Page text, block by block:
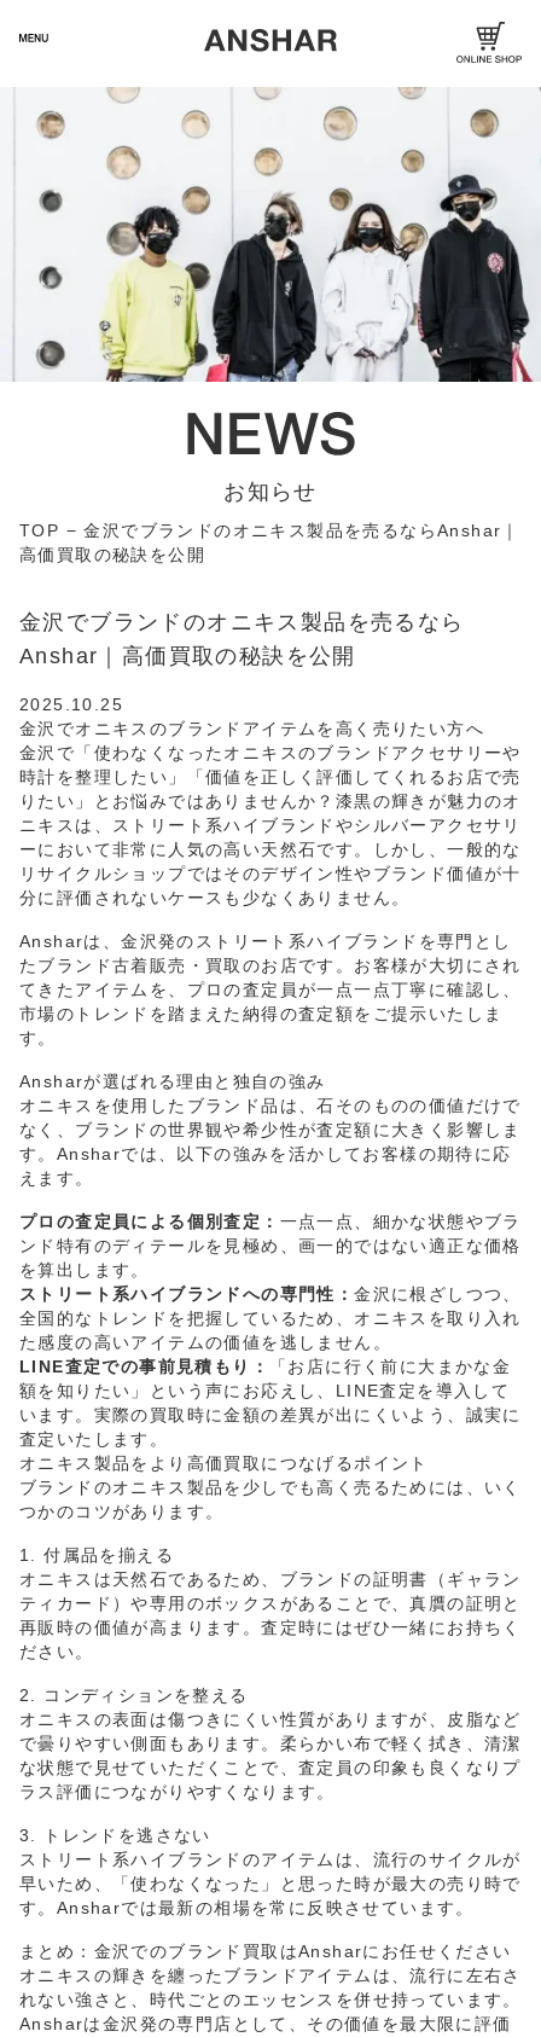
お知らせ
TOP −金沢でブランドのオニキス製品を売るならAnshar｜
高価買取の秘訣を公開
金沢でブランドのオニキス製品を売るなら
Anshar｜高価買取の秘訣を公開
2025.10.25
金沢でオニキスのブランドアイテムを高く売りたい方へ
金沢で「使わなくなったオニキスのブランドアクセサリーや
時計を整理したい」「価値を正しく評価してくれるお店で売
りたい」とお悩みではありませんか？漆黒の輝きが魅力のオ
ニキスは、ストリート系ハイブランドやシルバーアクセサリ
ーにおいて非常に人気の高い天然石です。しかし、一般的な
リサイクルショップではそのデザイン性やブランド価値が十
分に評価されないケースも少なくありません。
Ansharは、金沢発のストリート系ハイブランドを専門とし
たブランド古着販売・買取のお店です。お客様が大切にされ
てきたアイテムを、プロの査定員が一点一点丁寧に確認し、
市場のトレンドを踏まえた納得の査定額をご提示いたしま
す。
Ansharが選ばれる理由と独自の強み
オニキスを使用したブランド品は、石そのものの価値だけで
なく、ブランドの世界観や希少性が査定額に大きく影響しま
す。Ansharでは、以下の強みを活かしてお客様の期待に応
えます。
プロの査定員による個別査定： 一点一点、細かな状態やブラ
ンド特有のディテールを見極め、画一的ではない適正な価格
を算出します。
ストリート系ハイブランドへの専門性：金沢に根ざしつつ、
全国的なトレンドを把握しているため、オニキスを取り入れ
た感度の高いアイテムの価値を逃しません。
LINE査定での事前見積もり：
「お店に行く前に大まかな金
額を知りたい」という声にお応えし、LINE査定を導入して
います。実際の買取時に金額の差異が出にくいよう、誠実に
査定いたします。
オニキス製品をより高価買取につなげるポイント
ブランドのオニキス製品を少しでも高く売るためには、いく
つかのコツがあります。
1. 付属品を揃える
オニキスは天然石であるため、ブランドの証明書（ギャラン
ティカード）や専用のボックスがあることで、真贋の証明と
再販時の価値が高まります。査定時にはぜひ一緒にお持ちく
ださい。
2. コンディションを整える
オニキスの表面は傷つきにくい性質がありますが、皮脂など
で曇りやすい側面もあります。柔らかい布で軽く拭き、清潔
な状態で見せていただくことで、査定員の印象も良くなりプ
ラス評価につながりやすくなります。
3. トレンドを逃さない
ストリート系ハイブランドのアイテムは、流行のサイクルが
早いため、「使わなくなった」と思った時が最大の売り時で
す。Ansharでは最新の相場を常に反映させています。
まとめ：金沢でのブランド買取はAnsharにお任せください
オニキスの輝きを纏ったブランドアイテムは、流行に左右さ
れない強さと、時代ごとのエッセンスを併せ持っています。
Ansharは金沢発の専門店として、その価値を最大限に評価